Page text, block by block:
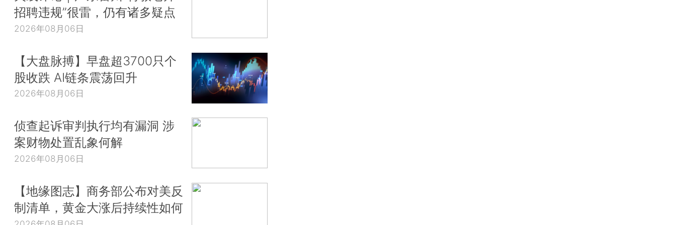
招聘违规”很雷，仍有诸多疑点
2026年08月06日
【大盘脉搏】早盘超3700只个
股收跌 AI链条震荡回升
2026年08月06日
侦查起诉审判执行均有漏洞 涉
案财物处置乱象何解
2026年08月06日
【地缘图志】商务部公布对美反
制清单，黄金大涨后持续性如何